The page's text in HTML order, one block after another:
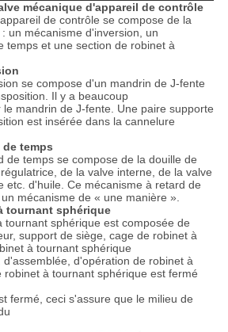
mécanique d'appareil de contrôle
de contrôle se compose de la
un mécanisme d'inversion, un
temps et une section de robinet à
se compose d'un mandrin de J-fente
Il y a beaucoup
mandrin de J-fente. Une paire supporte
est insérée dans la cannelure
de temps
de temps se compose de la douille de
de la valve interne, de la valve
etc. d'huile. Ce mécanisme à retard de
mécanisme de « une manière ».
tournant sphérique
tournant sphérique est composée de
support de siège, cage de robinet à
à tournant sphérique
d'assemblée, d'opération de robinet à
à tournant sphérique est fermé
fermé, ceci s'assure que le milieu de